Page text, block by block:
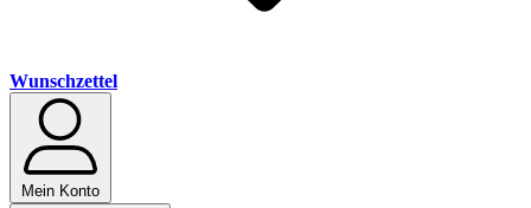
Wunschzettel
Mein Konto